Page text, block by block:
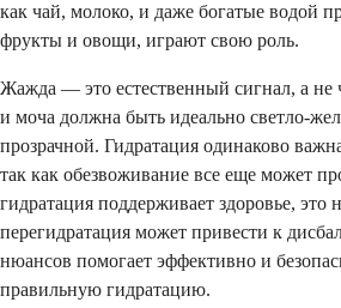
как чай, молоко, и даже богатые водой
фрукты и овощи, играют свою роль.
Жажда — это естественный сигнал, а не
и моча должна быть идеально светло-
прозрачной. Гидратация одинаково
так как обезвоживание все еще может
гидратация поддерживает здоровье, это
перегидратация может привести к
нюансов помогает эффективно и
правильную гидратацию.